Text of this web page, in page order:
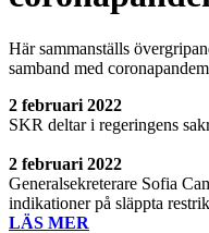
Här sammanställs
samband med
2 februari 2022
SKR deltar i regeringens
2 februari 2022
Generalsekreterare Sofia
indikationer på släppta
LÄS MER